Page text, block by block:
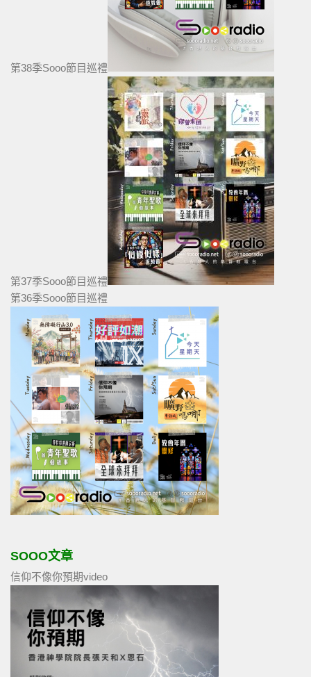
第38季Sooo節目巡禮
第37季Sooo節目巡禮
第36季Sooo節目巡禮
SOOO文章
信仰不像你預期video